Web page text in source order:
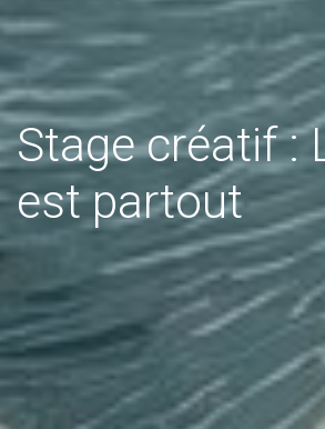
Stage créatif :
est partout